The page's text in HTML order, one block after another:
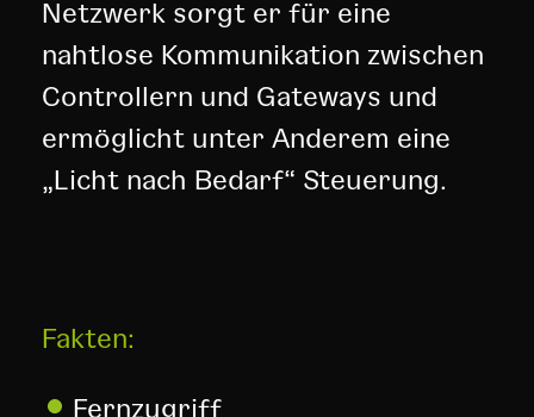
Netzwerk sorgt er für eine
nahtlose Kommunikation zwischen
Controllern und Gateways und
ermöglicht unter Anderem eine
„Licht nach Bedarf“ Steuerung.
Fakten:
Fernzugriff